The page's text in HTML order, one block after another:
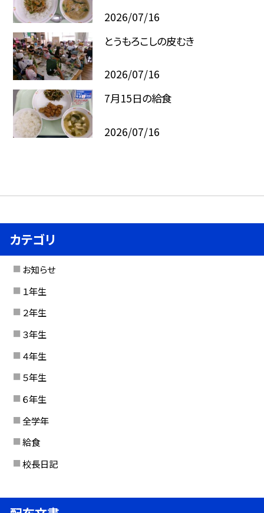
2026/07/16
とうもろこしの皮むき
2026/07/16
7月15日の給食
2026/07/16
カテゴリ
お知らせ
１年生
２年生
３年生
４年生
５年生
６年生
全学年
給食
校長日記